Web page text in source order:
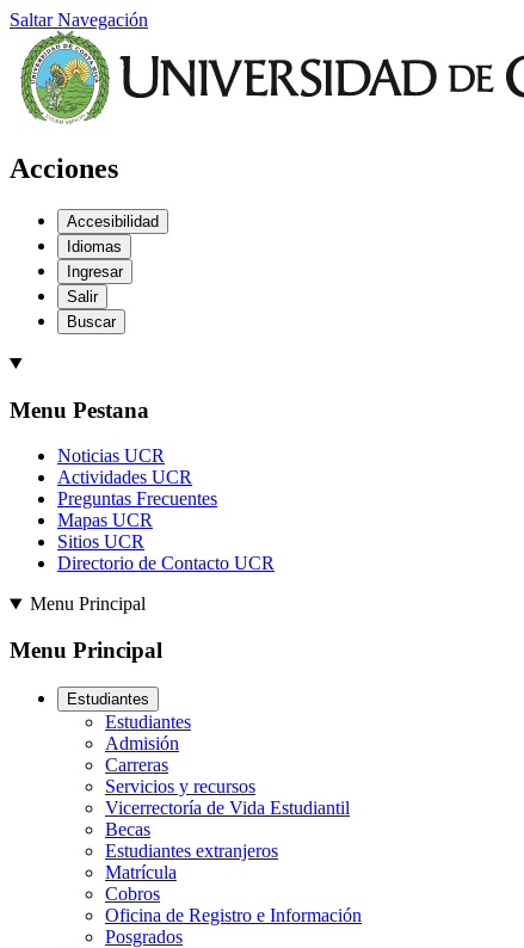
Saltar Navegación
Acciones
Accesibilidad
Idiomas
Ingresar
Salir
Buscar
Menu Pestana
Noticias UCR
Actividades UCR
Preguntas Frecuentes
Mapas UCR
Sitios UCR
Directorio de Contacto UCR
Menu Principal
Menu Principal
Estudiantes
Estudiantes
Admisión
Carreras
Servicios y recursos
Vicerrectoría de Vida Estudiantil
Becas
Estudiantes extranjeros
Matrícula
Cobros
Oficina de Registro e Información
Posgrados